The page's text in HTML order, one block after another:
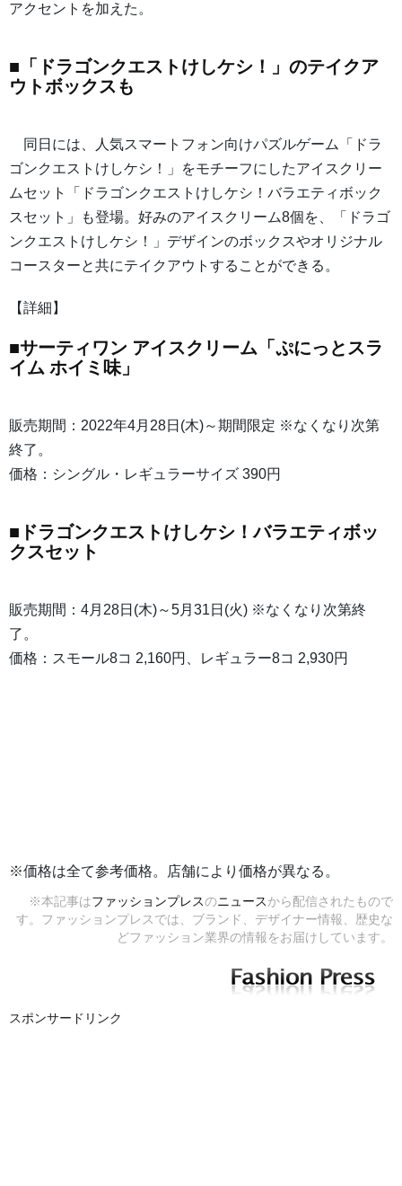
アクセントを加えた。
■「ドラゴンクエストけしケシ！」のテイクア
ウトボックスも
同日には、人気スマートフォン向けパズルゲーム「ドラ
ゴンクエストけしケシ！」をモチーフにしたアイスクリー
ムセット「ドラゴンクエストけしケシ！バラエティボック
スセット」も登場。好みのアイスクリーム8個を、「ドラゴ
ンクエストけしケシ！」デザインのボックスやオリジナル
コースターと共にテイクアウトすることができる。
【詳細】
■サーティワン アイスクリーム「ぷにっとスラ
イム ホイミ味」
販売期間：2022年4月28日(木)～期間限定 ※なくなり次第
終了。
価格：シングル・レギュラーサイズ 390円
■ドラゴンクエストけしケシ！バラエティボッ
クスセット
販売期間：4月28日(木)～5月31日(火) ※なくなり次第終
了。
価格：スモール8コ 2,160円、レギュラー8コ 2,930円
※価格は全て参考価格。店舗により価格が異なる。
※本記事はファッションプレスのニュースから配信されたもので
す。ファッションプレスでは、ブランド、デザイナー情報、歴史な
どファッション業界の情報をお届けしています。
スポンサードリンク